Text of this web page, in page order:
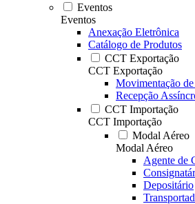
Eventos
Eventos
Anexação Eletrônica
Catálogo de Produtos
CCT Exportação
CCT Exportação
Movimentação
Recepção
CCT Importação
CCT Importação
Modal Aéreo
Modal Aéreo
Agente de
Depositário